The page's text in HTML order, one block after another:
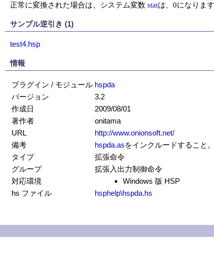
正常に変換された場合は、システム変数 statは、0になります
サンプル逆引き (1)
test4.hsp
情報
プラグイン / モジュール hspda
バージョン
3.2
作成日
2009/08/01
著作者
onitama
URL
http://www.onionsoft.net/
備考
hspda.asをインクルードすること。
タイプ
拡張命令
グループ
拡張入出力制御命令
対応環境
Windows 版 HSP
hs ファイル
hsphelp\hspda.hs